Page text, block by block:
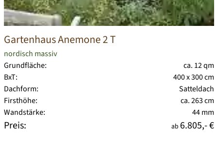
Gartenhaus Anemone 2 T
nordisch massiv
Grundfläche:
ca. 12 qm
BxT:
400 x 300 cm
Dachform:
Satteldach
Firsthöhe:
ca. 263 cm
Wandstärke:
44 mm
Preis: ab 6.805,- €